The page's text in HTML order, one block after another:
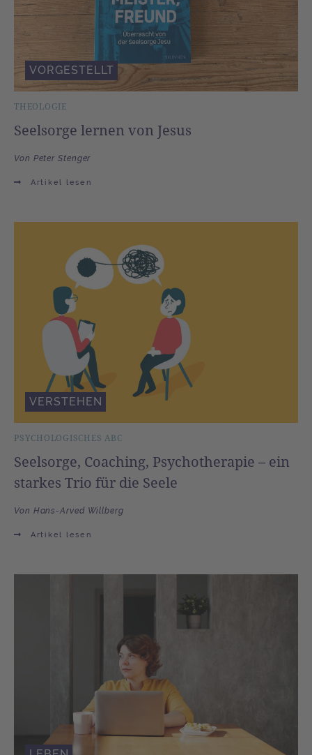
THEOLOGIE
Seelsorge lernen von Jesus
Von Peter Stenger
Artikel lesen
VORGESTELLT
PSYCHOLOGISCHES ABC
Seelsorge, Coaching, Psychotherapie – ein
starkes Trio für die Seele
Von Hans-Arved Willberg
Artikel lesen
VERSTEHEN